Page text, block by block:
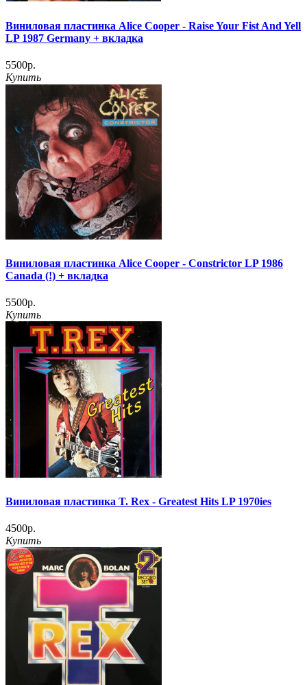
Виниловая пластинка Alice Cooper - Raise Your Fist And Yell
LP 1987 Germany + вкладка
5500р.
Купить
Виниловая пластинка Alice Cooper - Constrictor LP 1986
Canada (!) + вкладка
5500р.
Купить
Виниловая пластинка T. Rex - Greatest Hits LP 1970ies
4500р.
Купить